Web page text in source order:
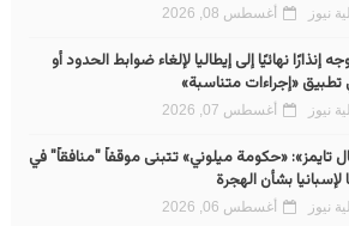
نيوز أغسطس 08, 2026
إنذارًا نهائيًا إلى إيطاليا لإلغاء ضوابط الحدود أو
«إجراءات متناسبة»
نيوز أغسطس 07, 2026
تايمز»: «حكومة ميلوني» تتبنى موقفاً "منافقاً" في
لإسبانيا بشأن الهجرة
نيوز أغسطس 06, 2026